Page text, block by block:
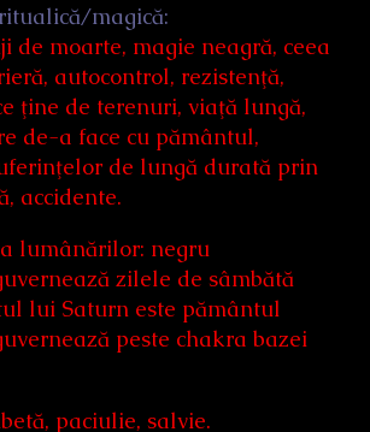
magică:
de moarte, magie neagră, ceea
autocontrol, rezistenţă,
ţine de terenuri, viaţă lungă,
de-a face cu pământul,
de lungă durată prin
accidente.
lumânărilor: negru
zilele de sâmbătă
lui Saturn este pământul
peste chakra bazei
paciulie, salvie.